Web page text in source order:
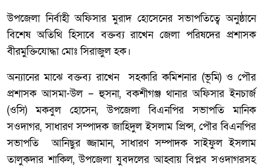
উপজেলা নির্বাহী অফিসার মুরাদ হোসেনের সভাপতিত্বে অনুষ্ঠানে
বিশেষ অতিথি হিসাবে বক্তব্য রাখেন জেলা পরিষদের প্রশাসক
বীরমুক্তিযোদ্ধা মোঃ সিরাজুল হক।
অন্যানের মাঝে বক্তব্য রাখেন সহকারি কমিশনার (ভূমি) ও পৌর
প্রশাসক আসমা-উল – হুসনা, বকশীগঞ্জ থানার অফিসার ইনচার্জ
(ওসি) মকবুল হোসেন, উপজেলা বিএনপির সভাপতি মানিক
সওদাগর, সাধারণ সম্পাদক জাহিদুল ইসলাম প্রিন্স, পৌর বিএনপির
সভাপতি আনিছুর জ্জামান, সাধারণ সম্পাদক সাইফুল ইসলাম
তালুকদার শাকিল, উপজেলা যুবদলের আহ্বায় বিপ্লব সওদাগরসহ